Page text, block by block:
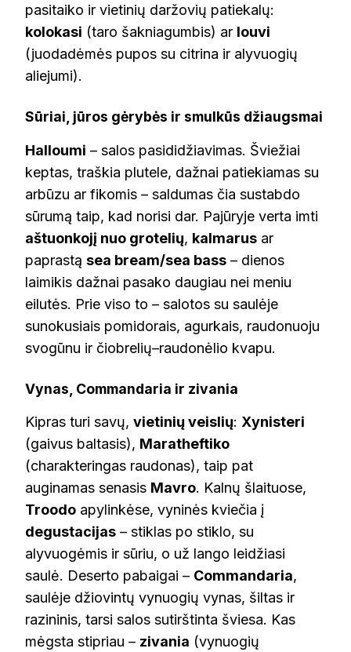
pasitaiko ir vietinių daržovių patiekalų:
kolokasi (taro šakniagumbis) ar louvi
(juodadėmės pupos su citrina ir alyvuogių
aliejumi).
Sūriai, jūros gėrybės ir smulkūs džiaugsmai
Halloumi – salos pasididžiavimas. Šviežiai
keptas, traškia plutele, dažnai patiekiamas su
arbūzu ar fikomis – saldumas čia sustabdo
sūrumą taip, kad norisi dar. Pajūryje verta imti
aštuonkojį nuo grotelių, kalmarus ar
paprastą sea bream/sea bass – dienos
laimikis dažnai pasako daugiau nei meniu
eilutės. Prie viso to – salotos su saulėje
sunokusiais pomidorais, agurkais, raudonuoju
svogūnu ir čiobrelių–raudonėlio kvapu.
Vynas, Commandaria ir zivania
Kipras turi savų, vietinių veislių: Xynisteri
(gaivus baltasis), Maratheftiko
(charakteringas raudonas), taip pat
auginamas senasis Mavro. Kalnų šlaituose,
Troodo apylinkėse, vyninės kviečia į
degustacijas – stiklas po stiklo, su
alyvuogėmis ir sūriu, o už lango leidžiasi
saulė. Deserto pabaigai – Commandaria,
saulėje džiovintų vynuogių vynas, šiltas ir
razininis, tarsi salos sutirštinta šviesa. Kas
mėgsta stipriau – zivania (vynuogių